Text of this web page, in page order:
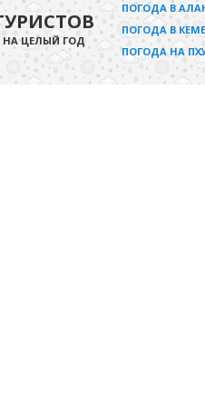
ЦЕЛЫЙ ГОД
ПОГОДА В
ПОГОДА В
ПОГОДА НА